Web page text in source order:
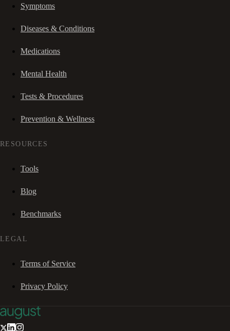
Symptoms
Diseases & Conditions
Medications
Mental Health
Tests & Procedures
Prevention & Wellness
RESOURCES
Tools
Blog
Benchmarks
LEGAL
Terms of Service
Privacy Policy